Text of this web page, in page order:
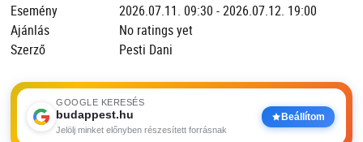
Esemény
2026.07.11. 09:30 - 2026.07.12. 19:00
Ajánlás
No ratings yet
Szerző
Pesti Dani
GOOGLE KERESÉS
budappest.hu
Jelölj minket előnyben részesített forrásnak
Beállítom